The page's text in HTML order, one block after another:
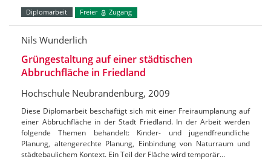
Diplomarbeit Freier Zugang
Nils Wunderlich
Grüngestaltung auf einer städtischen
Abbruchfläche in Friedland
Hochschule Neubrandenburg, 2009
Diese Diplomarbeit beschäftigt sich mit einer Freiraumplanung auf
einer Abbruchfläche in der Stadt Friedland. In der Arbeit werden
folgende Themen behandelt: Kinder- und jugendfreundliche
Planung, altengerechte Planung, Einbindung von Naturraum und
städtebaulichem Kontext. Ein Teil der Fläche wird temporär…